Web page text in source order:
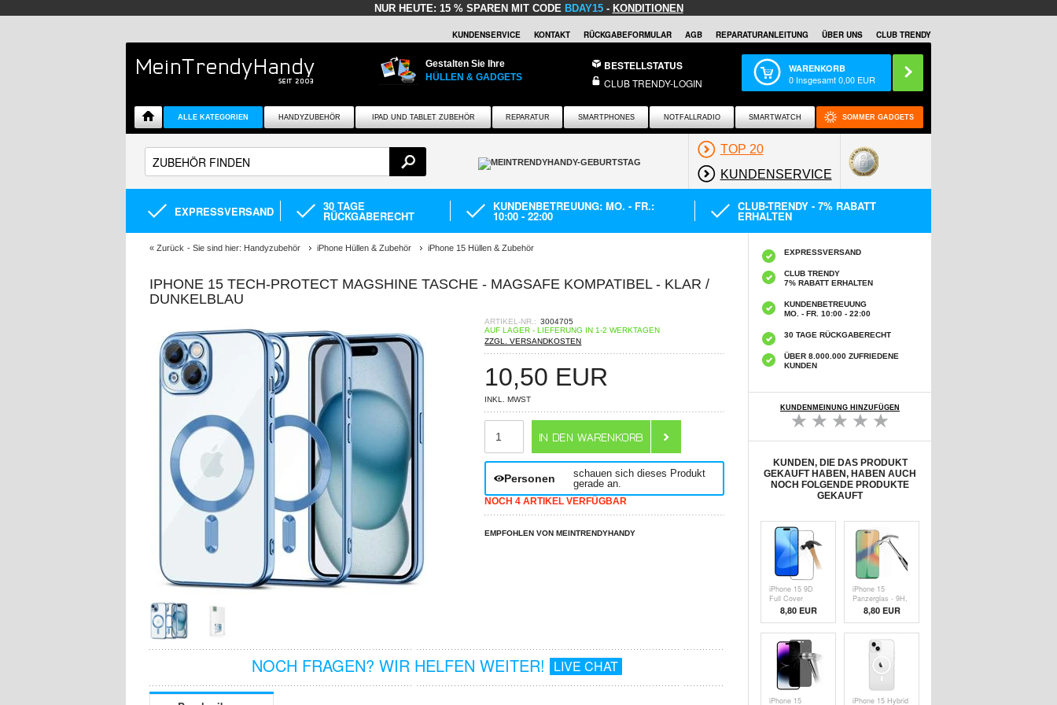
NUR HEUTE: 15 % SPAREN MIT CODE BDAY15- KONDITIONEN
KUNDENSERVICE KONTAKT RÜCKGABEFORMULAR AGB REPARATURANLEITUNG ÜBER UNS CLUB TRENDY
Gestalten Sie Ihre
HÜLLEN & GADGETS
BESTELLSTATUS
CLUB TRENDY-LOGIN
WARENKORB
0 Insgesamt0,00 EUR
ALLE KATEGORIEN HANDYZUBEHÖR IPAD UND TABLET ZUBEHÖR REPARATUR SMARTPHONES NOTFALLRADIO SMARTWATCH SOMMER GADGETS
TOP 20
KUNDENSERVICE
EXPRESSVERSAND 30 TAGE
RÜCKGABERECHT
KUNDENBETREUUNG: MO. - FR.:
10:00 - 22:00
CLUB-TRENDY - 7% RABATT
ERHALTEN
« Zurück - Sie sind hier: Handyzubehör iPhone Hüllen & Zubehör iPhone 15 Hüllen & Zubehör
IPHONE 15 TECH-PROTECT MAGSHINE TASCHE - MAGSAFE KOMPATIBEL - KLAR /
DUNKELBLAU
ARTIKEL-NR.: 3004705
AUF LAGER - LIEFERUNG IN 1-2 WERKTAGEN
ZZGL. VERSANDKOSTEN
10,50 EUR
INKL. MWST
Personen
schauen sich dieses Produkt
gerade an.
NOCH 4 ARTIKEL VERFÜGBAR
EMPFOHLEN VON MEINTRENDYHANDY
NOCH FRAGEN? WIR HELFEN WEITER! LIVE CHAT
EXPRESSVERSAND
CLUB TRENDY
7% RABATT ERHALTEN
KUNDENBETREUUNG
MO. - FR. 10:00 - 22:00
30 TAGE RÜCKGABERECHT
ÜBER 8.000.000 ZUFRIEDENE
KUNDEN
KUNDENMEINUNG HINZUFÜGEN
KUNDEN, DIE DAS PRODUKT
GEKAUFT HABEN, HABEN AUCH
NOCH FOLGENDE PRODUKTE
GEKAUFT
iPhone 15 9D
Full Cover
Panzerglas - 9H,
0.3mm -
Schwarz Rand
8,80 EUR
iPhone 15
Panzerglas - 9H,
0.3mm -
Durchsichtig
8,80 EUR
iPhone 15
iPhone 15 Hybrid